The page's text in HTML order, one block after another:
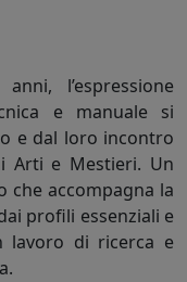
l’espressione
e manuale si
e dal loro incontro
Arti e Mestieri. Un
che accompagna la
profili essenziali e
lavoro di ricerca e